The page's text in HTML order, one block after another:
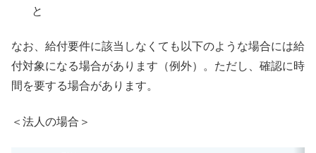
と
なお、給付要件に該当しなくても以下のような場合には給
付対象になる場合があります（例外）。ただし、確認に時
間を要する場合があります。
＜法人の場合＞